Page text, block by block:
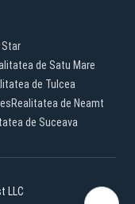
de Satu Mare
de Tulcea
Realitatea de Neamt
de Suceava
LLC